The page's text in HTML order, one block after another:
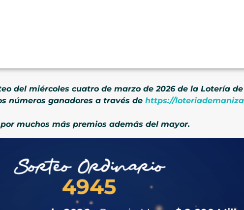
del miércoles cuatro de marzo de 2026 de la Lotería
números ganadores a través de https://
muchos más premios además del mayor.